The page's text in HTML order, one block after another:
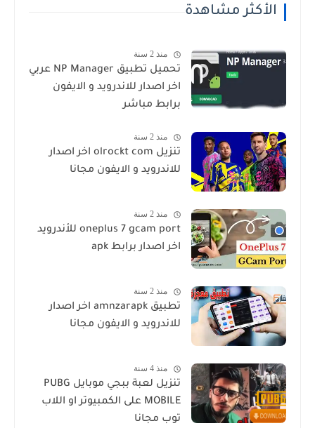
الأكثر مشاهدة
منذ 2 سنة
تحميل تطبيق NP Manager عربي
اخر اصدار للاندرويد و الايفون
برابط مباشر
منذ 2 سنة
تنزيل olrockt com اخر اصدار
للاندرويد و الايفون مجانا
منذ 2 سنة
oneplus 7 gcam port للأندرويد
اخر اصدار برابط apk
منذ 2 سنة
تطبيق amnzarapk اخر اصدار
للاندرويد و الايفون مجانا
منذ 4 سنة
تنزيل لعبة ببجي موبايل PUBG
MOBILE على الكمبيوتر او اللاب
توب مجانا